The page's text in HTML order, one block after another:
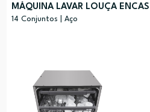
MÁQUINA LAVAR LOUÇA
14 Conjuntos | Aço